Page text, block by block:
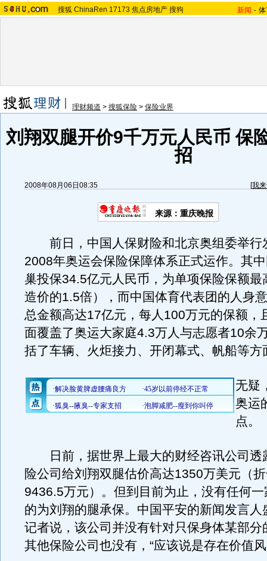
搜狐 ChinaRen 17173 焦点房地产 搜狗 新闻 -
理财频道 > 搜狐保险 > 保险业界
刘翔双腿开价9千万元人民币 保
招
2008年08月06日08:35 [我
来源：重庆晚报
前日，中国人保财险和北京奥组委举行
2008年奥运会保险保障体系正式运作。其
巢投保34.5亿元人民币，为单项保险保额最
造价的1.5倍），而中国体育代表团的人身
总金额高达17亿元，每人100万元的保额，
面覆盖了奥运大家庭4.3万人与志愿者10余
括了车辆、火炬接力、开闭幕式、帆船等方
无疑
奥运
点。
日前，据世界上最大的财经咨讯公司透
险公司给刘翔双腿估价高达1350万美元（
9436.5万元）。但到目前为止，没有任何
的为刘翔的腿承保。中国平安的新闻发言人
记者说，该公司并没有针对只保身体某部分
其他保险公司也没有，“应该说是存在价值